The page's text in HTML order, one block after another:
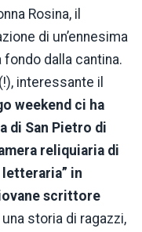
Rosina, il
di un’ennesima
dalla cantina.
interessante il
weekend ci ha
di San Pietro di
reliquiaria di
letteraria” in
scrittore
storia di ragazzi,